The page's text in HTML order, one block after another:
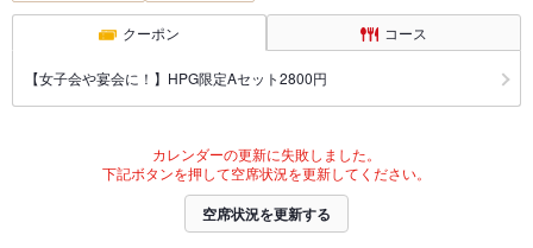
クーポン コース
【女子会や宴会に！】HPG限定Aセット2800円
カレンダーの更新に失敗しました。
下記ボタンを押して空席状況を更新してください。
空席状況を更新する